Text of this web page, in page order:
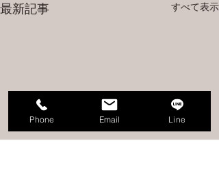
最新記事 すべて表示
Phone Email Line